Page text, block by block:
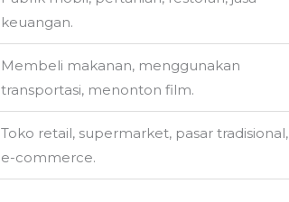
keuangan.
Membeli makanan, menggunakan
transportasi, menonton film.
Toko retail, supermarket, pasar tradisional,
e-commerce.